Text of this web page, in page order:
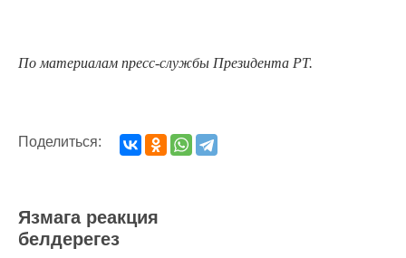
По материалам пресс-службы Президента РТ.
Поделиться:
Язмага реакция
белдерегез